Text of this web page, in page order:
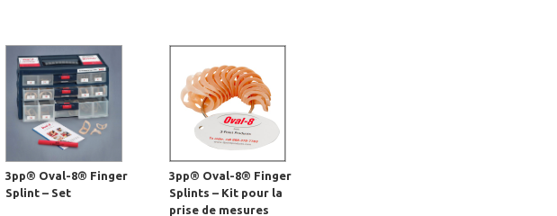
3pp® Oval-8® Finger
Splint – Set
3pp® Oval-8® Finger
Splints – Kit pour la
prise de mesures